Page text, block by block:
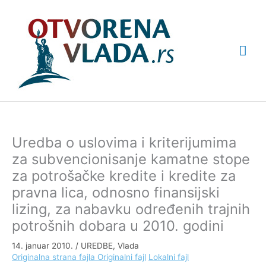
Uredba o uslovima i kriterijumima
za subvencionisanje kamatne stope
za potrošačke kredite i kredite za
pravna lica, odnosno finansijski
lizing, za nabavku određenih trajnih
potrošnih dobara u 2010. godini
14. januar 2010. / UREDBE, Vlada
Originalna strana fajla Originalni fajl Lokalni fajl